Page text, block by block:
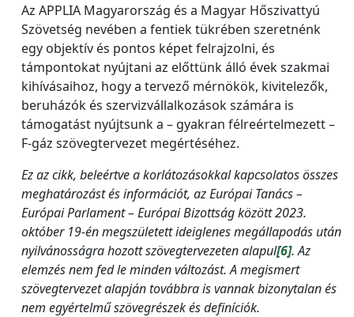
Az APPLIA Magyarország és a Magyar Hőszivattyú
Szövetség nevében a fentiek tükrében szeretnénk
egy objektív és pontos képet felrajzolni, és
támpontokat nyújtani az előttünk álló évek szakmai
kihívásaihoz, hogy a tervező mérnökök, kivitelezők,
beruházók és szervizvállalkozások számára is
támogatást nyújtsunk a – gyakran félreértelmezett –
F-gáz szövegtervezet megértéséhez.
Ez az cikk, beleértve a korlátozásokkal kapcsolatos összes
meghatározást és információt, az Európai Tanács –
Európai Parlament – Európai Bizottság között 2023.
október 19-én megszületett ideiglenes megállapodás után
nyilvánosságra hozott szövegtervezeten alapul[6]. Az
elemzés nem fed le minden változást. A megismert
szövegtervezet alapján továbbra is vannak bizonytalan és
nem egyértelmű szövegrészek és definíciók.